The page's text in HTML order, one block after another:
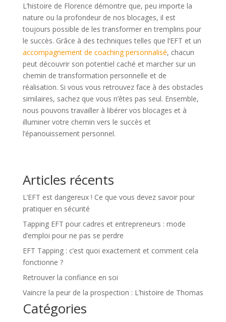
L’histoire de Florence démontre que, peu importe la
nature ou la profondeur de nos blocages, il est
toujours possible de les transformer en tremplins pour
le succès. Grâce à des techniques telles que l’EFT et un
accompagnement de coaching personnalisé, chacun
peut découvrir son potentiel caché et marcher sur un
chemin de transformation personnelle et de
réalisation. Si vous vous retrouvez face à des obstacles
similaires, sachez que vous n’êtes pas seul. Ensemble,
nous pouvons travailler à libérer vos blocages et à
illuminer votre chemin vers le succès et
l’épanouissement personnel.
Articles récents
L’EFT est dangereux ! Ce que vous devez savoir pour
pratiquer en sécurité
Tapping EFT pour cadres et entrepreneurs : mode
d’emploi pour ne pas se perdre
EFT Tapping : c’est quoi exactement et comment cela
fonctionne ?
Retrouver la confiance en soi
Vaincre la peur de la prospection : L’histoire de Thomas
Catégories